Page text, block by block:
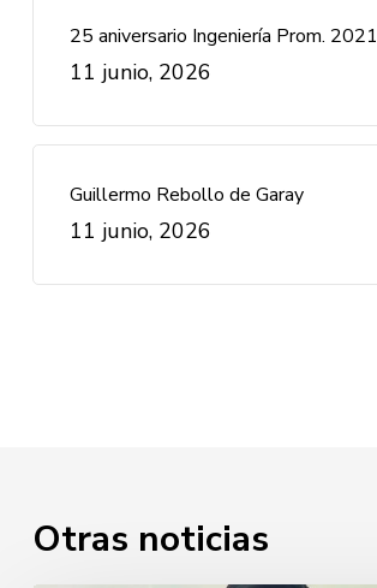
25 aniversario Ingeniería Prom. 2021
11 junio, 2026
Guillermo Rebollo de Garay
11 junio, 2026
Otras noticias